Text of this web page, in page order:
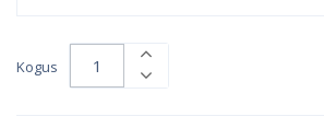
Kogus